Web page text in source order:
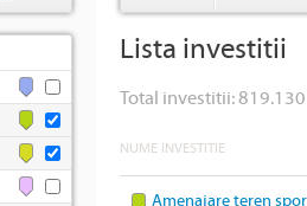
Lista investitii
Total investitii:
NUME INVESTITIE
Amenajare teren